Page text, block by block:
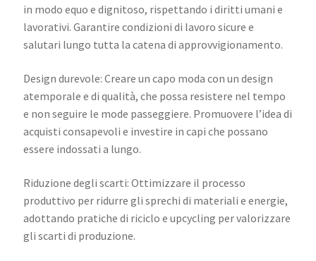
in modo equo e dignitoso, rispettando i diritti umani e
lavorativi. Garantire condizioni di lavoro sicure e
salutari lungo tutta la catena di approvvigionamento.
Design durevole: Creare un capo moda con un design
atemporale e di qualità, che possa resistere nel tempo
e non seguire le mode passeggiere. Promuovere l’idea di
acquisti consapevoli e investire in capi che possano
essere indossati a lungo.
Riduzione degli scarti: Ottimizzare il processo
produttivo per ridurre gli sprechi di materiali e energie,
adottando pratiche di riciclo e upcycling per valorizzare
gli scarti di produzione.